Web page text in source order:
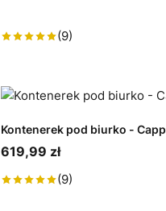
(9)
Kontenerek pod biurko -
619,99 zł
(9)